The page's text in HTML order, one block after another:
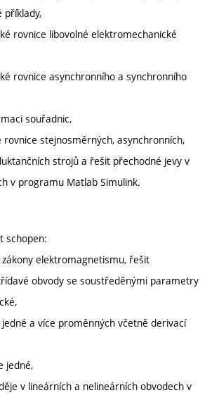
příklady,
rovnice libovolné elektromechanické
rovnice asynchronního a synchronního
souřadnic,
rovnice stejnosměrných, asynchronních,
strojů a řešit přechodné jevy v
v programu Matlab Simulink.
schopen:
elektromagnetismu, řešit
obvody se soustředěnými parametry
a více proměnných včetně derivací
jedné,
v lineárních a nelineárních obvodech v